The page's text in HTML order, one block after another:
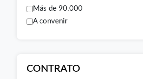
Más de 90.000
A convenir
CONTRATO